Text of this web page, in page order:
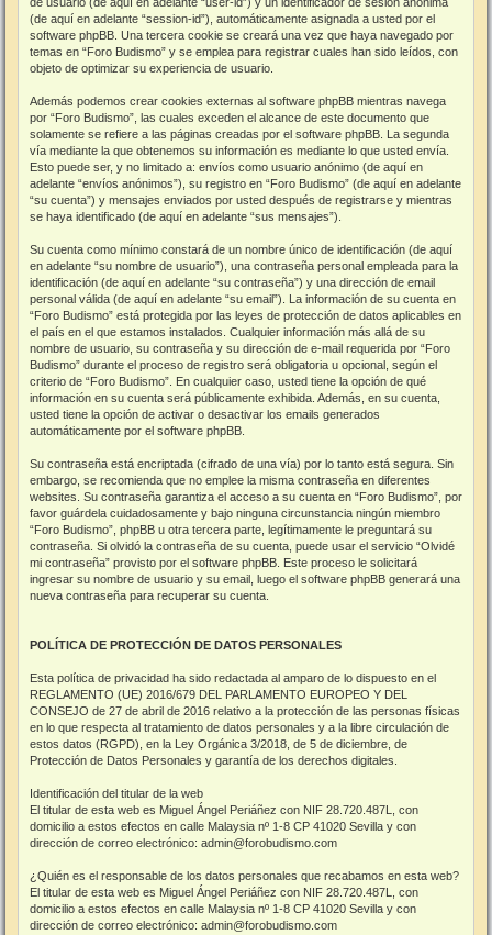
(de aquí en adelante “session-id”), automáticamente asignada a usted por el
software phpBB. Una tercera cookie se creará una vez que haya navegado por
temas en “Foro Budismo” y se emplea para registrar cuales han sido leídos, con
objeto de optimizar su experiencia de usuario.
Además podemos crear cookies externas al software phpBB mientras navega
por “Foro Budismo”, las cuales exceden el alcance de este documento que
solamente se refiere a las páginas creadas por el software phpBB. La segunda
vía mediante la que obtenemos su información es mediante lo que usted envía.
Esto puede ser, y no limitado a: envíos como usuario anónimo (de aquí en
adelante “envíos anónimos”), su registro en “Foro Budismo” (de aquí en adelante
“su cuenta”) y mensajes enviados por usted después de registrarse y mientras
se haya identificado (de aquí en adelante “sus mensajes”).
Su cuenta como mínimo constará de un nombre único de identificación (de aquí
en adelante “su nombre de usuario”), una contraseña personal empleada para la
identificación (de aquí en adelante “su contraseña”) y una dirección de email
personal válida (de aquí en adelante “su email”). La información de su cuenta en
“Foro Budismo” está protegida por las leyes de protección de datos aplicables en
el país en el que estamos instalados. Cualquier información más allá de su
nombre de usuario, su contraseña y su dirección de e-mail requerida por “Foro
Budismo” durante el proceso de registro será obligatoria u opcional, según el
criterio de “Foro Budismo”. En cualquier caso, usted tiene la opción de qué
información en su cuenta será públicamente exhibida. Además, en su cuenta,
usted tiene la opción de activar o desactivar los emails generados
automáticamente por el software phpBB.
Su contraseña está encriptada (cifrado de una vía) por lo tanto está segura. Sin
embargo, se recomienda que no emplee la misma contraseña en diferentes
websites. Su contraseña garantiza el acceso a su cuenta en “Foro Budismo”, por
favor guárdela cuidadosamente y bajo ninguna circunstancia ningún miembro
“Foro Budismo”, phpBB u otra tercera parte, legítimamente le preguntará su
contraseña. Si olvidó la contraseña de su cuenta, puede usar el servicio “Olvidé
mi contraseña” provisto por el software phpBB. Este proceso le solicitará
ingresar su nombre de usuario y su email, luego el software phpBB generará una
nueva contraseña para recuperar su cuenta.
POLÍTICA DE PROTECCIÓN DE DATOS PERSONALES
Esta política de privacidad ha sido redactada al amparo de lo dispuesto en el
REGLAMENTO (UE) 2016/679 DEL PARLAMENTO EUROPEO Y DEL
CONSEJO de 27 de abril de 2016 relativo a la protección de las personas físicas
en lo que respecta al tratamiento de datos personales y a la libre circulación de
estos datos (RGPD), en la Ley Orgánica 3/2018, de 5 de diciembre, de
Protección de Datos Personales y garantía de los derechos digitales.
Identificación del titular de la web
El titular de esta web es Miguel Ángel Periáñez con NIF 28.720.487L, con
domicilio a estos efectos en calle Malaysia nº 1-8 CP 41020 Sevilla y con
dirección de correo electrónico: admin@forobudismo.com
¿Quién es el responsable de los datos personales que recabamos en esta web?
El titular de esta web es Miguel Ángel Periáñez con NIF 28.720.487L, con
domicilio a estos efectos en calle Malaysia nº 1-8 CP 41020 Sevilla y con
dirección de correo electrónico: admin@forobudismo.com